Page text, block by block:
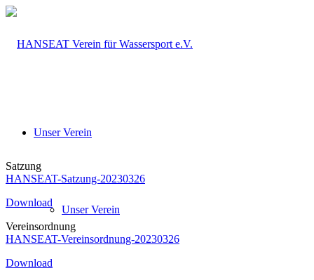
Unser Verein
Unser Verein
Satzung
HANSEAT-Satzung-20230326
Download
Vereinsordnung
HANSEAT-Vereinsordnung-20230326
Download